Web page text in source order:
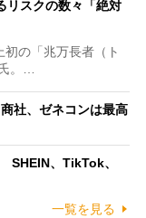
リスクの数々「絶対
の「兆万長者（ト
。…
社、ゼネコンは最高
SHEIN、TikTok、
一覧を見る